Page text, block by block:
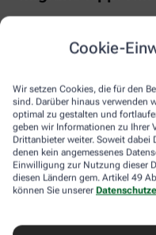
Cookie-
Wir setzen Cookies, die für den
sind. Darüber hinaus verwenden
optimal zu gestalten und
geben wir Informationen zu Ihrer
Drittanbieter weiter. Soweit dabei
denen kein angemessenes
Einwilligung zur Nutzung dieser
diesen Ländern gem. Artikel 49
können Sie unserer
renommierten
Das kann helfen,
Attacken besser zu
Einnahmezeitpunkt von
stellt die App viele
sowie aktive Verfahren zur
Aimo gesund
Trainer